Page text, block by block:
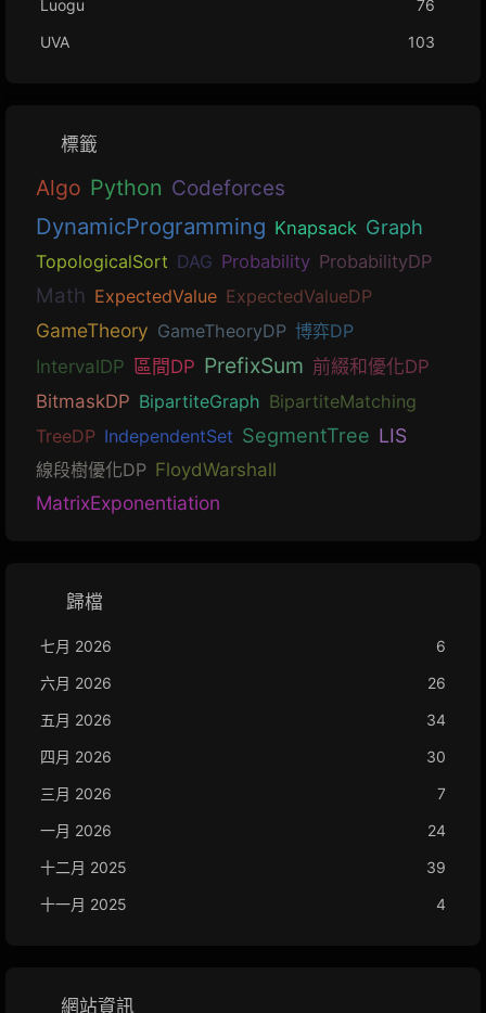
Luogu
76
UVA
103
標籤
Algo Python Codeforces
DynamicProgramming Knapsack Graph
TopologicalSort DAG Probability ProbabilityDP
Math ExpectedValue ExpectedValueDP
GameTheory GameTheoryDP 博弈DP
IntervalDP 區間DP PrefixSum 前綴和優化DP
BitmaskDP BipartiteGraph BipartiteMatching
TreeDP IndependentSet SegmentTree LIS
線段樹優化DP FloydWarshall
MatrixExponentiation
歸檔
七月 2026
6
六月 2026
26
五月 2026
34
四月 2026
30
三月 2026
7
一月 2026
24
十二月 2025
39
十一月 2025
4
網站資訊